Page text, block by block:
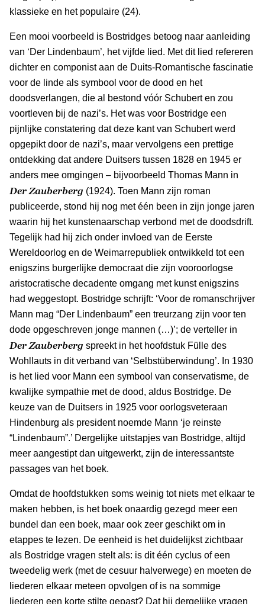
klassieke en het populaire (24).
Een mooi voorbeeld is Bostridges betoog naar aanleiding
van ‘Der Lindenbaum’, het vijfde lied. Met dit lied refereren
dichter en componist aan de Duits-Romantische fascinatie
voor de linde als symbool voor de dood en het
doodsverlangen, die al bestond vóór Schubert en zou
voortleven bij de nazi’s. Het was voor Bostridge een
pijnlijke constatering dat deze kant van Schubert werd
opgepikt door de nazi’s, maar vervolgens een prettige
ontdekking dat andere Duitsers tussen 1828 en 1945 er
anders mee omgingen – bijvoorbeeld Thomas Mann in
Der Zauberberg (1924). Toen Mann zijn roman
publiceerde, stond hij nog met één been in zijn jonge jaren
waarin hij het kunstenaarschap verbond met de doodsdrift.
Tegelijk had hij zich onder invloed van de Eerste
Wereldoorlog en de Weimarrepubliek ontwikkeld tot een
enigszins burgerlijke democraat die zijn vooroorlogse
aristocratische decadente omgang met kunst enigszins
had weggestopt. Bostridge schrijft: ‘Voor de romanschrijver
Mann mag “Der Lindenbaum” een treurzang zijn voor ten
dode opgeschreven jonge mannen (…)’; de verteller in
Der Zauberberg spreekt in het hoofdstuk Fülle des
Wohllauts in dit verband van ‘Selbstüberwindung’. In 1930
is het lied voor Mann een symbool van conservatisme, de
kwalijke sympathie met de dood, aldus Bostridge. De
keuze van de Duitsers in 1925 voor oorlogsveteraan
Hindenburg als president noemde Mann ‘je reinste
“Lindenbaum”.’ Dergelijke uitstapjes van Bostridge, altijd
meer aangestipt dan uitgewerkt, zijn de interessantste
passages van het boek.
Omdat de hoofdstukken soms weinig tot niets met elkaar te
maken hebben, is het boek onaardig gezegd meer een
bundel dan een boek, maar ook zeer geschikt om in
etappes te lezen. De eenheid is het duidelijkst zichtbaar
als Bostridge vragen stelt als: is dit één cyclus of een
tweedelig werk (met de cesuur halverwege) en moeten de
liederen elkaar meteen opvolgen of is na sommige
liederen een korte stilte gepast? Dat hij dergelijke vragen